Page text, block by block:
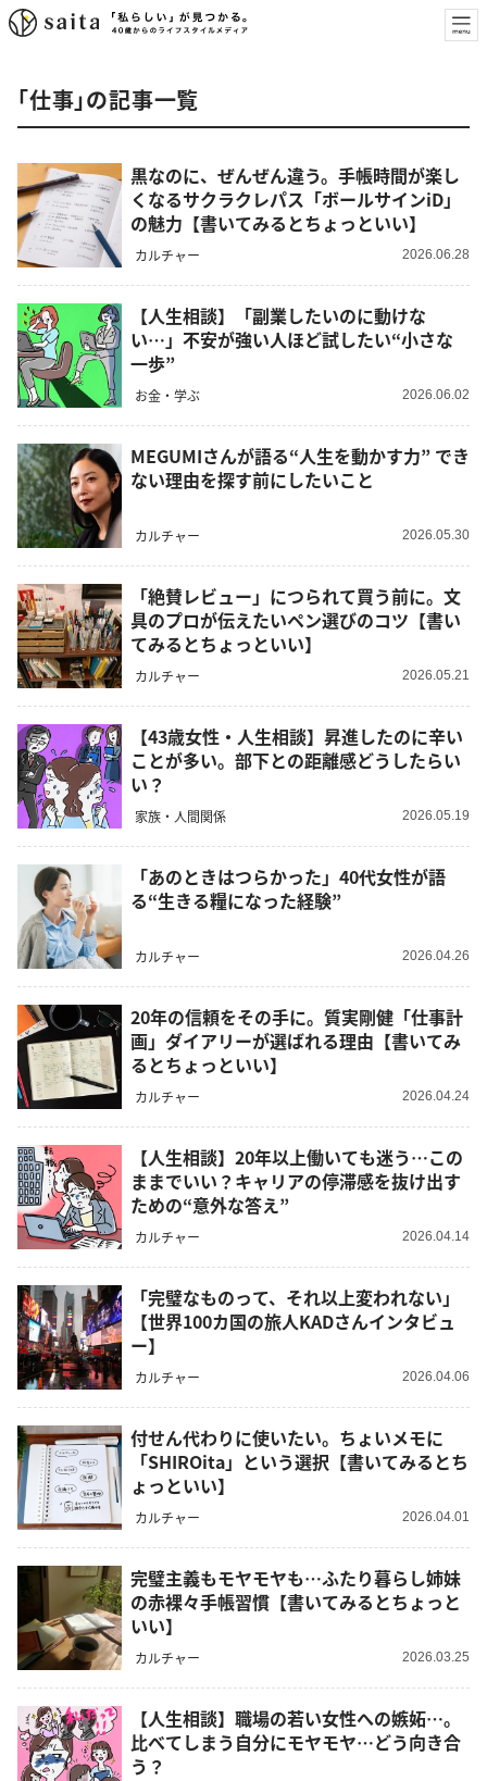
「仕事」の記事一覧
黒なのに、ぜんぜん違う。手帳時間が楽し
くなるサクラクレパス「ボールサインiD」
の魅力【書いてみるとちょっといい】
カルチャー 2026.06.28
【人生相談】「副業したいのに動けな
い…」不安が強い人ほど試したい“小さな
一歩”
お金・学ぶ 2026.06.02
MEGUMIさんが語る“人生を動かす力” でき
ない理由を探す前にしたいこと
カルチャー 2026.05.30
「絶賛レビュー」につられて買う前に。文
具のプロが伝えたいペン選びのコツ【書い
てみるとちょっといい】
カルチャー 2026.05.21
【43歳女性・人生相談】昇進したのに辛い
ことが多い。部下との距離感どうしたらい
い？
家族・人間関係 2026.05.19
「あのときはつらかった」40代女性が語
る“生きる糧になった経験”
カルチャー 2026.04.26
20年の信頼をその手に。質実剛健「仕事計
画」ダイアリーが選ばれる理由【書いてみ
るとちょっといい】
カルチャー 2026.04.24
【人生相談】20年以上働いても迷う…この
ままでいい？キャリアの停滞感を抜け出す
ための“意外な答え”
カルチャー 2026.04.14
「完璧なものって、それ以上変われない」
【世界100カ国の旅人KADさんインタビュ
ー】
カルチャー 2026.04.06
付せん代わりに使いたい。ちょいメモに
「SHIROita」という選択【書いてみるとち
ょっといい】
カルチャー 2026.04.01
完璧主義もモヤモヤも…ふたり暮らし姉妹
の赤裸々手帳習慣【書いてみるとちょっと
いい】
カルチャー 2026.03.25
【人生相談】職場の若い女性への嫉妬…。
比べてしまう自分にモヤモヤ…どう向き合
う？